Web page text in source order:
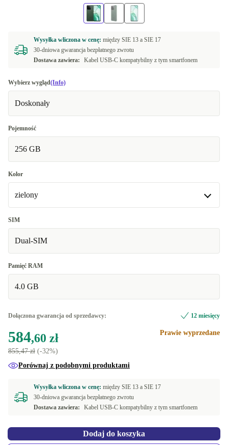
Wysyłka wliczona w cenę: między SIE 13 a SIE 17
30-dniowa gwarancja bezpłatnego zwrotu
Dostawa zawiera:
Kabel USB-C kompatybilny z tym smartfonem
Wybierz wygląd(Info)
Doskonały
Pojemność
256 GB
Kolor
zielony
zielony
czarny
SIM
Dual-SIM
Pamięć RAM
4.0 GB
Dołączona gwarancja od sprzedawcy: 12 miesięcy
584,60 zł
855,47 zł (-32%)
Prawie wyprzedane
Porównaj z podobnymi produktami
Wysyłka wliczona w cenę: między SIE 13 a SIE 17
30-dniowa gwarancja bezpłatnego zwrotu
Dostawa zawiera:
Kabel USB-C kompatybilny z tym smartfonem
Dodaj do koszyka